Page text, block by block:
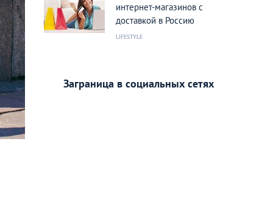
интернет-магазинов с
доставкой в Россию
LIFESTYLE
Заграница в социальных сетях